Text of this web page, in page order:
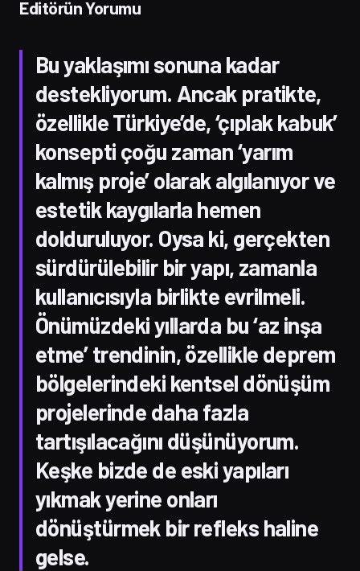
Editörün Yorumu
Bu yaklaşımı sonuna kadar
destekliyorum. Ancak pratikte,
özellikle Türkiye’de, ‘çıplak kabuk’
konsepti çoğu zaman ‘yarım
kalmış proje’ olarak algılanıyor ve
estetik kaygılarla hemen
dolduruluyor. Oysa ki, gerçekten
sürdürülebilir bir yapı, zamanla
kullanıcısıyla birlikte evrilmeli.
Önümüzdeki yıllarda bu ‘az inşa
etme’ trendinin, özellikle deprem
bölgelerindeki kentsel dönüşüm
projelerinde daha fazla
tartışılacağını düşünüyorum.
Keşke bizde de eski yapıları
yıkmak yerine onları
dönüştürmek bir refleks haline
gelse.